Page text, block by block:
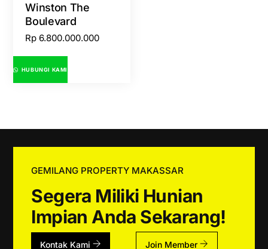
Winston The
Boulevard
Rp 6.800.000.000
HUBUNGI KAMI
GEMILANG PROPERTY MAKASSAR
Segera Miliki Hunian
Impian Anda Sekarang!
Kontak Kami Join Member